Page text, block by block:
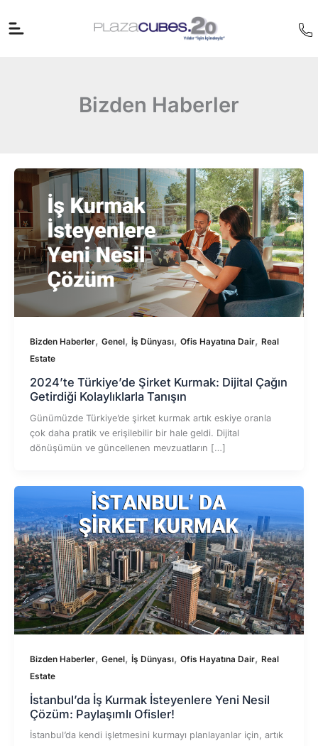
atla
Bizden Haberler
Bizden Haberler, Genel, İş Dünyası, Ofis Hayatına Dair, Real
Estate
2024’te Türkiye’de Şirket Kurmak: Dijital Çağın
Getirdiği Kolaylıklarla Tanışın
Günümüzde Türkiye’de şirket kurmak artık eskiye oranla
çok daha pratik ve erişilebilir bir hale geldi. Dijital
dönüşümün ve güncellenen mevzuatların […]
Bizden Haberler, Genel, İş Dünyası, Ofis Hayatına Dair, Real
Estate
İstanbul’da İş Kurmak İsteyenlere Yeni Nesil
Çözüm: Paylaşımlı Ofisler!
İstanbul’da kendi işletmesini kurmayı planlayanlar için, artık